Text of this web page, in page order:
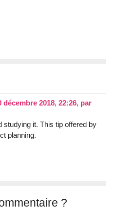
décembre 2018, 22:26, par
studying it. This tip offered by
planning.
?